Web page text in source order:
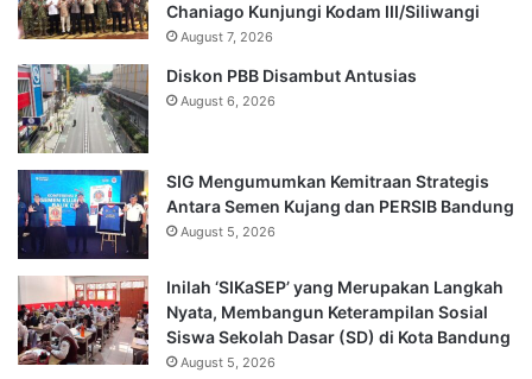
Chaniago Kunjungi Kodam III/Siliwangi
August 7, 2026
Diskon PBB Disambut Antusias
August 6, 2026
SIG Mengumumkan Kemitraan Strategis
Antara Semen Kujang dan PERSIB Bandung
August 5, 2026
Inilah ‘SIKaSEP’ yang Merupakan Langkah
Nyata, Membangun Keterampilan Sosial
Siswa Sekolah Dasar (SD) di Kota Bandung
August 5, 2026